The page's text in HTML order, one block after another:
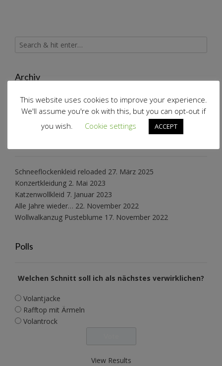
Archiv
Archiv
Schneeflockenkleid reloaded 27. März 2025
Konzertkleidung 2. Mai 2023
Katzenwollkleid 7. Januar 2023
Alle Jahre wieder… 22. November 2022
Wollwalkanzug Pusteblume 17. November 2022
Polls
Welchen Schnitt soll ich als nächstes verwirklichen?
Volantjacke
Rafftop mit Ärmeln
Volantrock
View Results
This website uses cookies to improve your experience.
We'll assume you're ok with this, but you can opt-out if
you wish.
Cookie settings ACCEPT